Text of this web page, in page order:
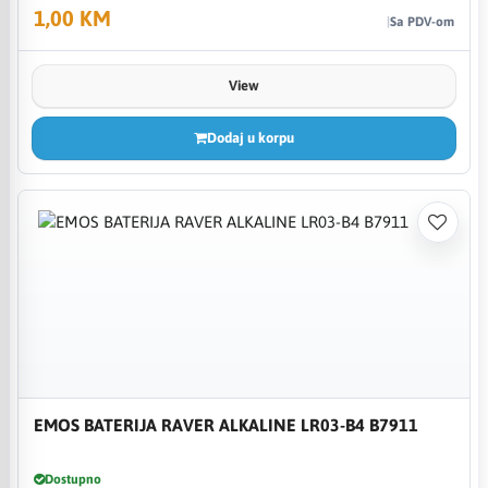
1,00 KM Sa PDV-om
View
Dodaj u korpu
EMOS BATERIJA RAVER ALKALINE LR03-B4 B7911
Dostupno